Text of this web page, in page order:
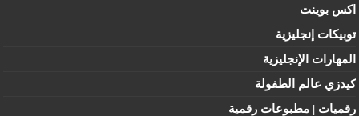
اكس بوينت
توبيكات إنجليزية
المهارات الإنجليزية
كيدزي عالم الطفولة
رقميات | مطبوعات رقمية